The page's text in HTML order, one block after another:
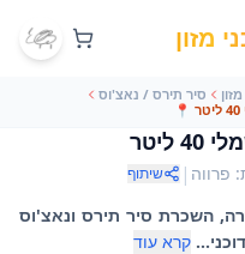
מזון
סיר תירס / נאצ'וס
📍
: פרווה | שיתוף
40 ליטר להשכרה, השכרת סיר תירס ונאצ'וס
קרא עוד